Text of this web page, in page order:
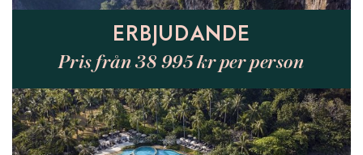
ERBJUDANDE
Pris från 38 995 kr per person